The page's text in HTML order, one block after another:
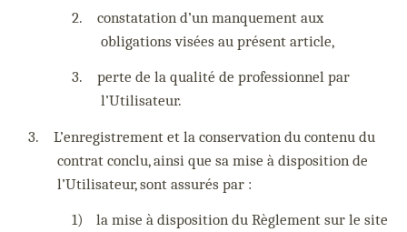
2.
constatation d’un manquement aux
obligations visées au présent article,
3.
perte de la qualité de professionnel par
l’Utilisateur.
3.
L’enregistrement et la conservation du contenu du
contrat conclu, ainsi que sa mise à disposition de
l’Utilisateur, sont assurés par :
1)
la mise à disposition du Règlement sur le site